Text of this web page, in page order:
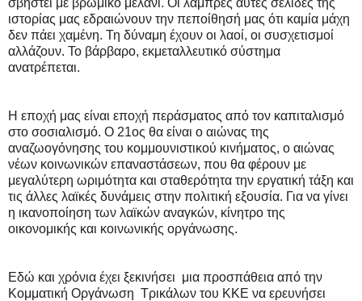
σβηστεί με βρώμικο μελάνι. Οι λαμπρές αυτές σελίδες της
ιστορίας μας εδραιώνουν την πεποίθησή μας ότι καμία μάχη
δεν πάει χαμένη. Τη δύναμη έχουν οι λαοί, οι συσχετισμοί
αλλάζουν. Το βάρβαρο, εκμεταλλευτικό σύστημα
ανατρέπεται.
Η εποχή μας είναι εποχή περάσματος από τον καπιταλισμό
στο σοσιαλισμό. Ο 21ος θα είναι ο αιώνας της
αναζωογόνησης του κομμουνιστικού κινήματος, ο αιώνας
νέων κοινωνικών επαναστάσεων, που θα φέρουν με
μεγαλύτερη ωριμότητα και σταθερότητα την εργατική τάξη και
τις άλλες λαϊκές δυνάμεις στην πολιτική εξουσία. Για να γίνει
η ικανοποίηση των λαϊκών αναγκών, κίνητρο της
οικονομικής και κοινωνικής οργάνωσης.
Εδώ και χρόνια έχει ξεκινήσει μια προσπάθεια από την
Κομματική Οργάνωση Τρικάλων του ΚΚΕ να ερευνήσει